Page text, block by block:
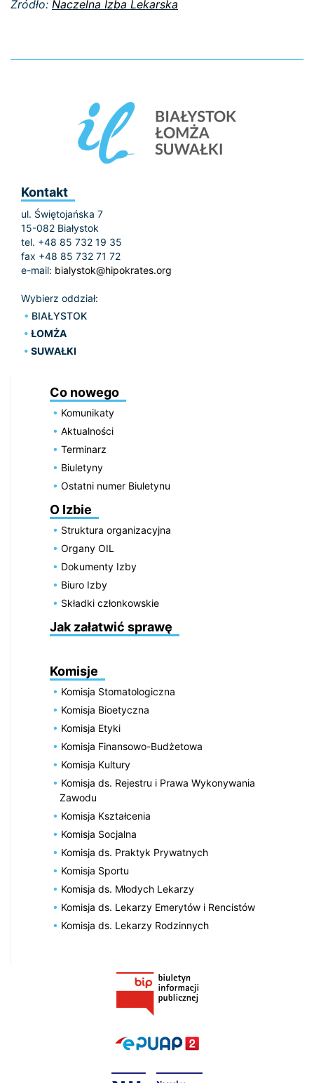
Źródło: Naczelna Izba Lekarska
Kontakt
ul. Świętojańska 7
15-082 Białystok
tel. +48 85 732 19 35
fax +48 85 732 71 72
e-mail: bialystok@hipokrates.org
Wybierz oddział:
BIAŁYSTOK
ŁOMŻA
SUWAŁKI
Co nowego
Komunikaty
Aktualności
Terminarz
Biuletyny
Ostatni numer Biuletynu
O Izbie
Struktura organizacyjna
Organy OIL
Dokumenty Izby
Biuro Izby
Składki członkowskie
Jak załatwić sprawę
Komisje
Komisja Stomatologiczna
Komisja Bioetyczna
Komisja Etyki
Komisja Finansowo-Budżetowa
Komisja Kultury
Komisja ds. Rejestru i Prawa Wykonywania
Zawodu
Komisja Kształcenia
Komisja Socjalna
Komisja ds. Praktyk Prywatnych
Komisja Sportu
Komisja ds. Młodych Lekarzy
Komisja ds. Lekarzy Emerytów i Rencistów
Komisja ds. Lekarzy Rodzinnych